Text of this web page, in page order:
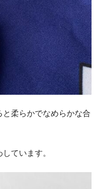
柔らかでなめらかな合
ています。